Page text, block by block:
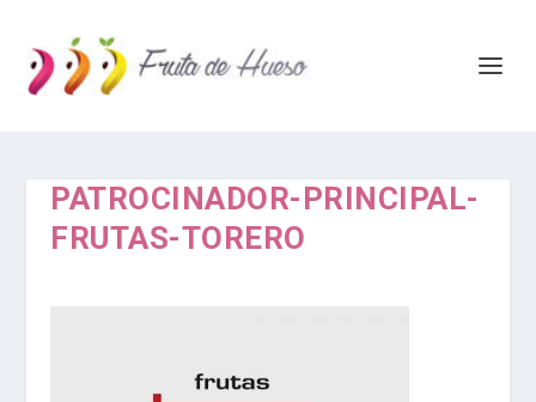
PATROCINADOR-PRINCIPAL-
FRUTAS-TORERO